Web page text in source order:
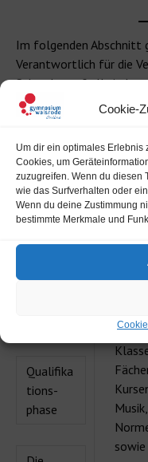
Cookie-
Um dir ein optimales Erlebnis
Cookies, um
zuzugreifen. Wenn du diesen
wie das Surfverhalten oder
Wenn du deine Zustimmung
bestimmte Merkmale und
Im folgenden Abschnitt
Verantwortlich für die
Sekundarstufe II sind:
Die Sekundarstufe II
und die zweijährige
der Qualifikationsphase
Einführu
Qualifika
tions-
phase
Die
wird